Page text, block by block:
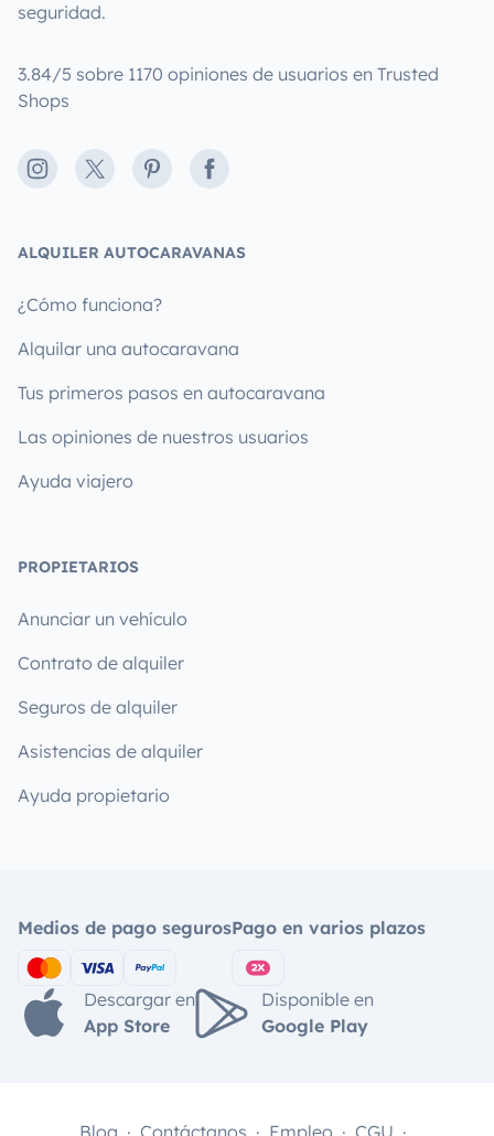
seguridad.
3.84/5 sobre 1170 opiniones de usuarios en Trusted
Shops
Instagram
X PinterestFacebook
ALQUILER AUTOCARAVANAS
¿Cómo funciona?
Alquilar una autocaravana
Tus primeros pasos en autocaravana
Las opiniones de nuestros usuarios
Ayuda viajero
PROPIETARIOS
Anunciar un vehículo
Contrato de alquiler
Seguros de alquiler
Asistencias de alquiler
Ayuda propietario
Medios de pago segurosPago en varios plazos
Descargar en
App Store
Disponible en
Google Play
Blog Contáctanos Empleo CGU